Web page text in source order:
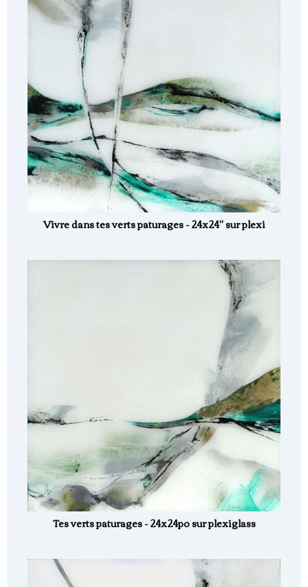
Vivre dans tes verts paturages - 24x24" sur plexi
Tes verts paturages - 24x24po sur plexiglass